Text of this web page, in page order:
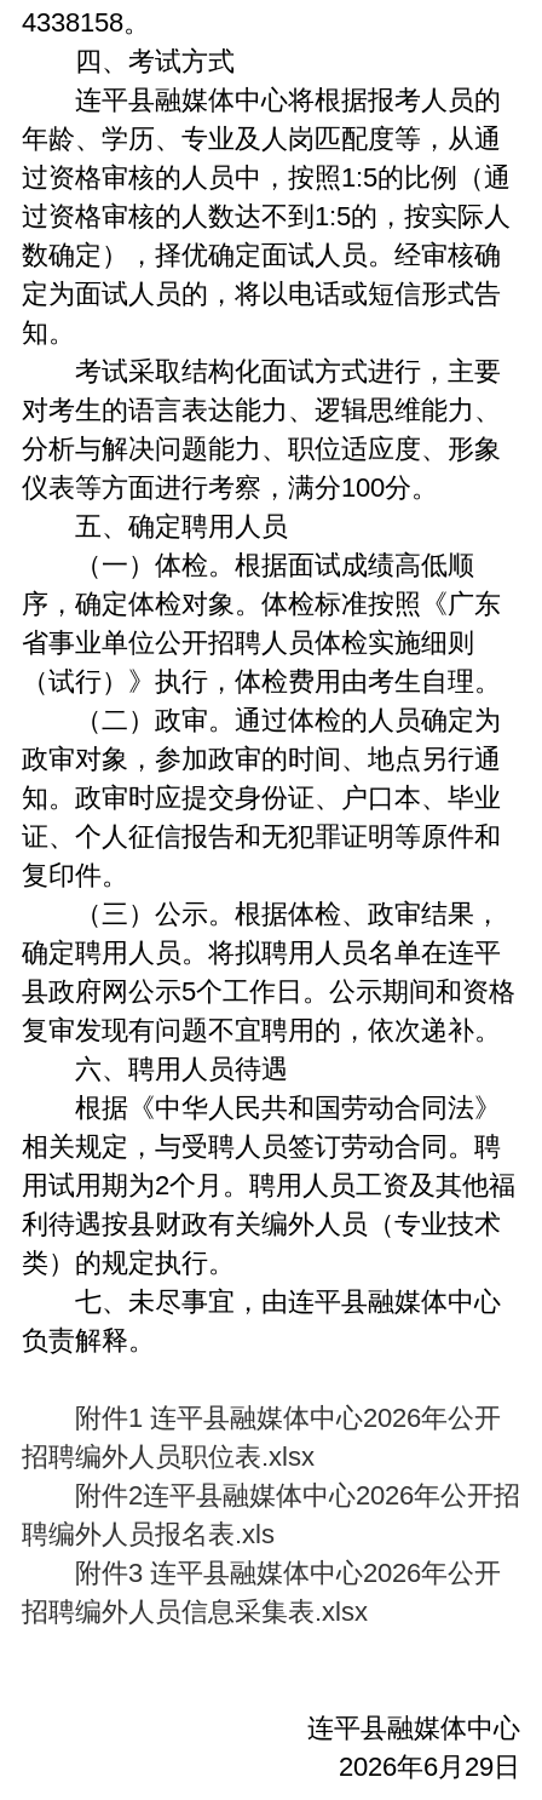
4338158。
四、考试方式
连平县融媒体中心将根据报考人员的
年龄、学历、专业及人岗匹配度等，从通
过资格审核的人员中，按照1:5的比例（通
过资格审核的人数达不到1:5的，按实际人
数确定），择优确定面试人员。经审核确
定为面试人员的，将以电话或短信形式告
知。
考试采取结构化面试方式进行，主要
对考生的语言表达能力、逻辑思维能力、
分析与解决问题能力、职位适应度、形象
仪表等方面进行考察，满分100分。
五、确定聘用人员
（一）体检。根据面试成绩高低顺
序，确定体检对象。体检标准按照《广东
省事业单位公开招聘人员体检实施细则
（试行）》执行，体检费用由考生自理。
（二）政审。通过体检的人员确定为
政审对象，参加政审的时间、地点另行通
知。政审时应提交身份证、户口本、毕业
证、个人征信报告和无犯罪证明等原件和
复印件。
（三）公示。根据体检、政审结果，
确定聘用人员。将拟聘用人员名单在连平
县政府网公示5个工作日。公示期间和资格
复审发现有问题不宜聘用的，依次递补。
六、聘用人员待遇
根据《中华人民共和国劳动合同法》
相关规定，与受聘人员签订劳动合同。聘
用试用期为2个月。聘用人员工资及其他福
利待遇按县财政有关编外人员（专业技术
类）的规定执行。
七、未尽事宜，由连平县融媒体中心
负责解释。
附件1 连平县融媒体中心2026年公开
招聘编外人员职位表.xlsx
附件2连平县融媒体中心2026年公开招
聘编外人员报名表.xls
附件3 连平县融媒体中心2026年公开
招聘编外人员信息采集表.xlsx
连平县融媒体中心
2026年6月29日